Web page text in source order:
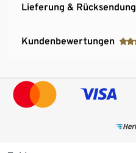
Lieferung & Rücksendung
Kundenbewertungen